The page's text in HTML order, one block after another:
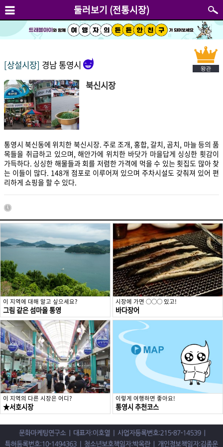
둘러보기 (전통시장)
[상설시장] 경남 통영시
북신시장
통영시 북신동에 위치한 북신시장. 주로 조개, 홍합, 갈치, 곰치, 마늘 등의 품
목들을 취급하고 있으며, 해안가에 위치한 바닷가 마을답게 싱싱한 횟감이
가득하다. 싱싱한 해물들과 회를 저렴한 가격에 먹을 수 있는 횟집도 많아 찾
는 이들이 많다. 148개 점포로 이루어져 있으며 주차시설도 갖춰져 있어 편
리하게 쇼핑을 할 수 있다.
이 지역에 대해 알고 싶으세요?
그림 같은 섬마을 통영
시장에 가면 ○○○ 있고!
바다장어
이 지역의 다른 시장은 어디?
★서호시장
이렇게 여행하면 좋아요!
통영시 추천코스